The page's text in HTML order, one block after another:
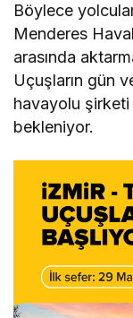
Böylece
Menderes
arasında
Uçuşların gün
havayolu şirketi
bekleniyor.